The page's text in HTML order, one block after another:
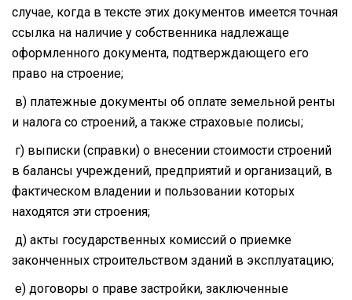
случае, когда в тексте этих документов имеется точная
ссылка на наличие у собственника надлежаще
оформленного документа, подтверждающего его
право на строение;
в) платежные документы об оплате земельной ренты
и налога со строений, а также страховые полисы;
г) выписки (справки) о внесении стоимости строений
в балансы учреждений, предприятий и организаций, в
фактическом владении и пользовании которых
находятся эти строения;
д) акты государственных комиссий о приемке
законченных строительством зданий в эксплуатацию;
е) договоры о праве застройки, заключенные